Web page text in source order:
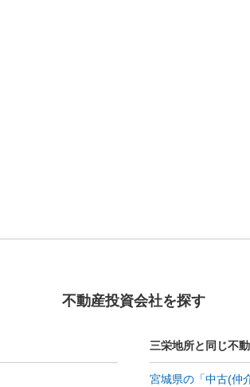
不動産投資会社を探す
三栄地所と同じ不
宮城県の「中古(仲